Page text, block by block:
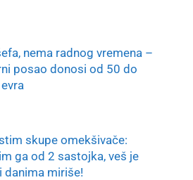
nema radnog vremena –
posao donosi od 50 do
skupe omekšivače:
ga od 2 sastojka, veš je
danima miriše!